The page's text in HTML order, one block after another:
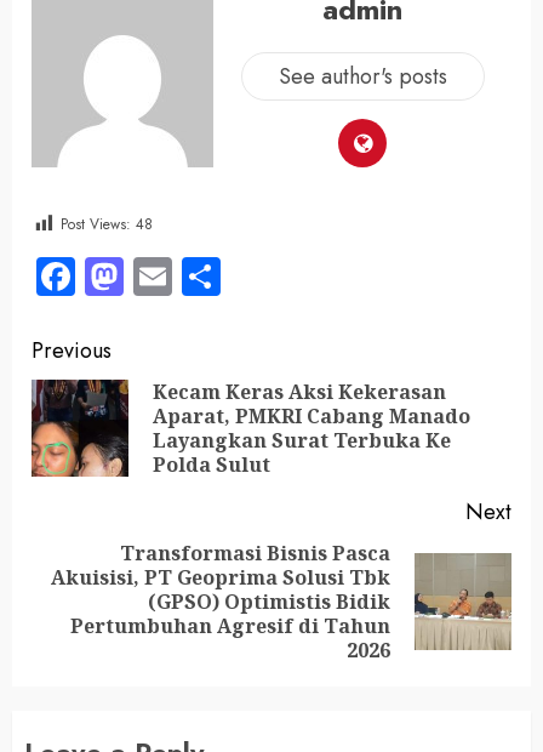
admin
See author's posts
Post Views: 48
Facebook
Mastodon
Email
Previous
Kecam Keras Aksi Kekerasan
Aparat, PMKRI Cabang Manado
Layangkan Surat Terbuka Ke
Polda Sulut
Next
Transformasi Bisnis Pasca
Akuisisi, PT Geoprima Solusi Tbk
(GPSO) Optimistis Bidik
Pertumbuhan Agresif di Tahun
2026